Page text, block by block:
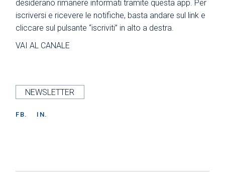
desiderano rimanere informati tramite questa app. Per
iscriversi e ricevere le notifiche, basta andare sul link e
cliccare sul pulsante “iscriviti” in alto a destra.
VAI AL CANALE
NEWSLETTER
FB. IN.